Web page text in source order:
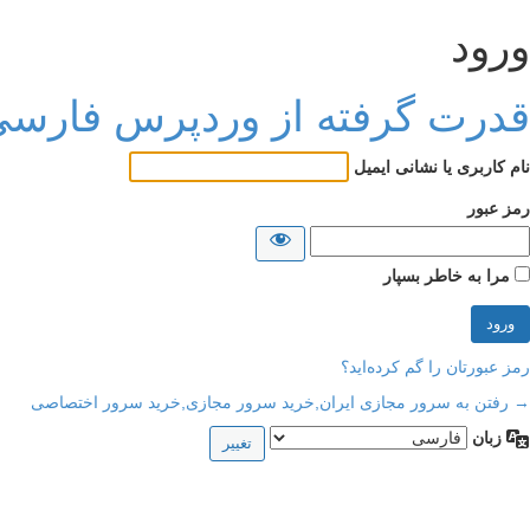
ورود
قدرت گرفته از وردپرس
نام کاربری یا نشانی ایمیل
رمز عبور
مرا به خاطر بسپار
رمز عبورتان را گم کرده‌اید؟
→ رفتن به سرور مجازی ایران,خرید سرور مجازی,خرید سرور اختصاصی
زبان